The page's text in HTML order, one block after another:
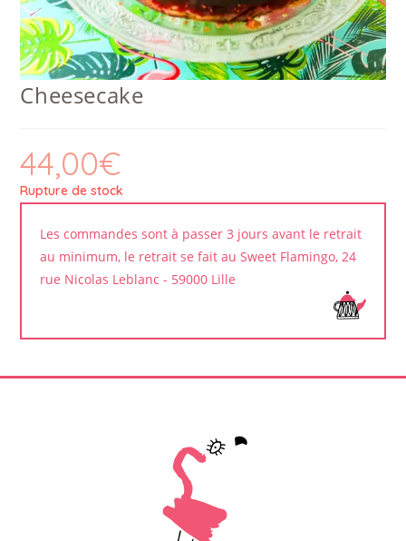
Cheesecake
44,00€
Rupture de stock
Les commandes sont à passer 3 jours avant le retrait
au minimum, le retrait se fait au Sweet Flamingo, 24
rue Nicolas Leblanc - 59000 Lille